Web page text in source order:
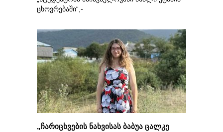
ცხოვრებაში“,-
„ჩარიცხვების ნახვისას ბაბუა ცალკე